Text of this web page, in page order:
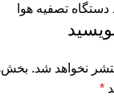
دستگاه تصفیه هوا
نخواهد شد.
*